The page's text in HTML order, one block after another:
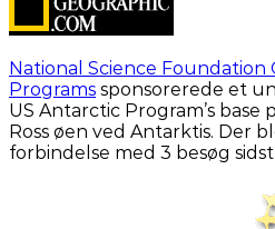
National Science Foundation
Programs sponsorerede et
US Antarctic Program’s base
Ross øen ved Antarktis. Der
forbindelse med 3 besøg